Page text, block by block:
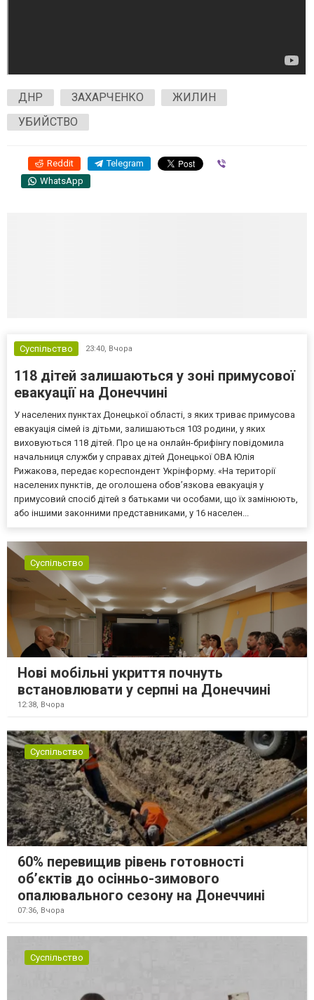
ДНР ЗАХАРЧЕНКО
ЖИЛИН
УБИЙСТВО
Reddit Telegram
WhatsApp
Суспільство 23:40, Вчора
118 дітей залишаються у зоні примусової
евакуації на Донеччині
У населених пунктах Донецької області, з яких триває примусова
евакуація сімей із дітьми, залишаються 103 родини, у яких
виховуються 118 дітей. Про це на онлайн-брифінгу повідомила
начальниця служби у справах дітей Донецької ОВА Юлія
Рижакова, передає кореспондент Укрінформу. «На території
населених пунктів, де оголошена обов’язкова евакуація у
примусовий спосіб дітей з батьками чи особами, що їх замінюють,
або іншими законними представниками, у 16 населен...
Суспільство
Нові мобільні укриття почнуть
встановлювати у серпні на Донеччині
12:38, Вчора
Суспільство
60% перевищив рівень готовності
об’єктів до осінньо-зимового
опалювального сезону на Донеччині
07:36, Вчора
Суспільство